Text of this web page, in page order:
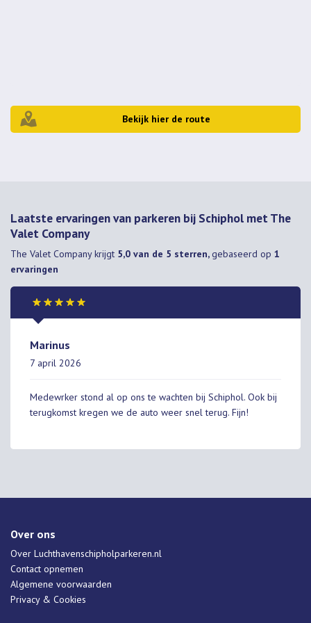
Bekijk hier de route
Laatste ervaringen van parkeren bij Schiphol met The
Valet Company
The Valet Companykrijgt 5,0 van de 5 sterren,gebaseerd op 1
ervaringen
Marinus
7 april 2026
Medewrker stond al op ons te wachten bij Schiphol. Ook bij
terugkomst kregen we de auto weer snel terug. Fijn!
Over ons
Over Luchthavenschipholparkeren.nl
Contact opnemen
Algemene voorwaarden
Privacy & Cookies